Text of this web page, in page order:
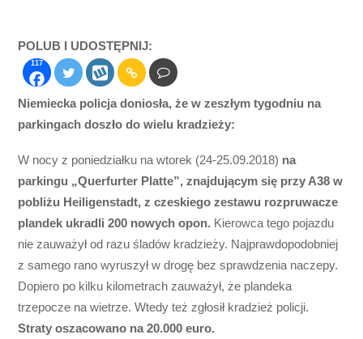
POLUB I UDOSTĘPNIJ:
117
Niemiecka policja doniosła, że w zeszłym tygodniu na
parkingach doszło do wielu kradzieży:
W nocy z poniedziałku na wtorek (24-25.09.2018) na
parkingu „Querfurter Platte”, znajdującym się przy A38 w
pobliżu Heiligenstadt, z czeskiego zestawu rozpruwacze
plandek ukradli 200 nowych opon. Kierowca tego pojazdu
nie zauważył od razu śladów kradzieży. Najprawdopodobniej
z samego rano wyruszył w drogę bez sprawdzenia naczepy.
Dopiero po kilku kilometrach zauważył, że plandeka
trzepocze na wietrze. Wtedy też zgłosił kradzież policji.
Straty oszacowano na 20.000 euro.